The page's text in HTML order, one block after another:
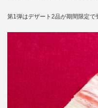
第1弾はデザート2品が期間限定で